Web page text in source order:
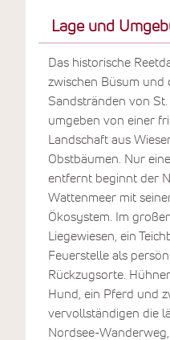
Lage und
Das historische
zwischen Büsum und
Sandstränden von St.
umgeben von einer
Landschaft aus
Obstbäumen. Nur
entfernt beginnt der
Wattenmeer mit
Ökosystem. Im
Liegewiesen, ein
Feuerstelle als
Rückzugsorte.
Hund, ein Pferd und
vervollständigen die
Nordsee-Wanderweg,